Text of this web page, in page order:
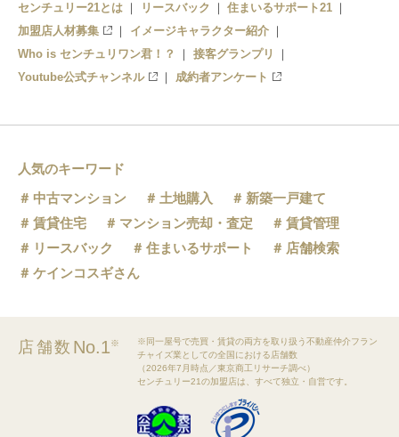
センチュリー21とは
リースバック
住まいるサポート21
加盟店人材募集
イメージキャラクター紹介
Who is センチュリワン君！？
接客グランプリ
Youtube公式チャンネル
成約者アンケート
人気のキーワード
中古マンション
土地購入
新築一戸建て
賃貸住宅
マンション売却・査定
賃貸管理
リースバック
住まいるサポート
店舗検索
ケインコスギさん
店舗数 No.1※
※同一屋号で売買・賃貸の両方を取り扱う不動産仲介フラン
チャイズ業としての全国における店舗数
（2026年7月時点／東京商工リサーチ調べ）
センチュリー21の加盟店は、すべて独立・自営です。